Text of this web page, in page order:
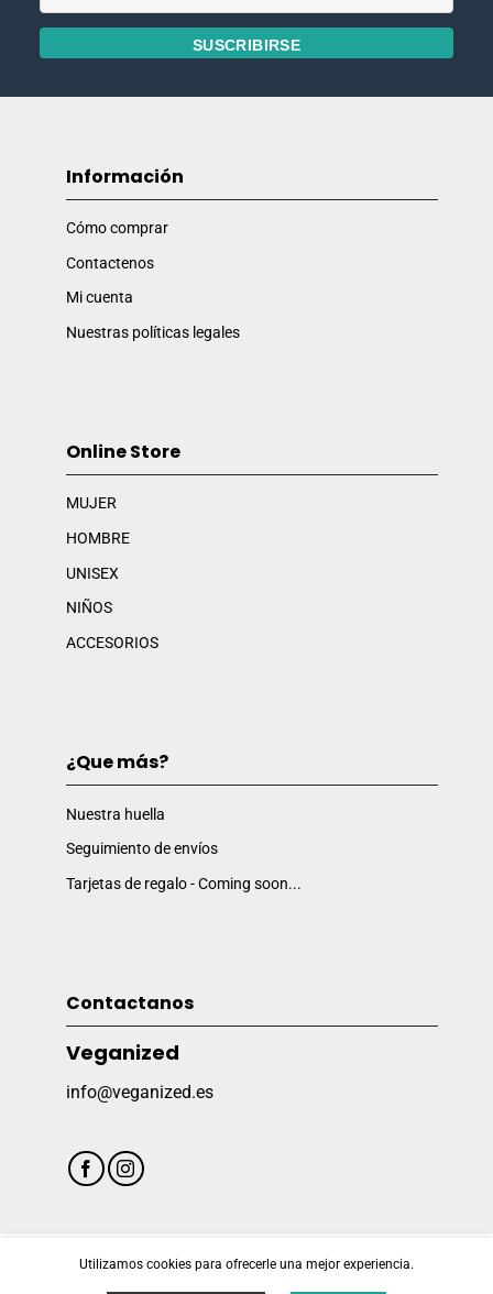
Información
Cómo comprar
Contactenos
Mi cuenta
Nuestras políticas legales
Online Store
MUJER
HOMBRE
UNISEX
NIÑOS
ACCESORIOS
¿Que más?
Nuestra huella
Seguimiento de envíos
Tarjetas de regalo - Coming soon...
Contactanos
Veganized
info@veganized.es
Utilizamos cookies para ofrecerle una mejor experiencia.